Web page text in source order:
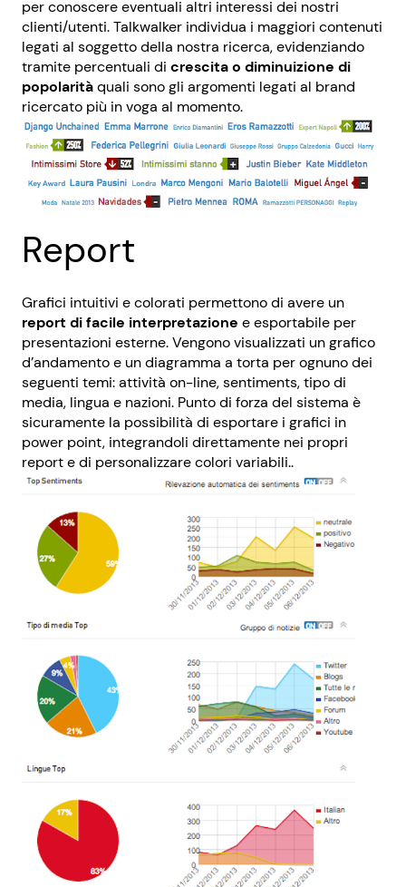
per conoscere eventuali altri interessi dei nostri
clienti/utenti. Talkwalker individua i maggiori contenuti
legati al soggetto della nostra ricerca, evidenziando
tramite percentuali di crescita o diminuizione di
popolaritàquali sono gli argomenti legati al brand
ricercato più in voga al momento.
Report
Grafici intuitivi e colorati permettono di avere un
report di facile interpretazione e esportabile per
presentazioni esterne. Vengono visualizzati un grafico
d’andamento e un diagramma a torta per ognuno dei
seguenti temi: attività on-line, sentiments, tipo di
media, lingua e nazioni. Punto di forza del sistema è
sicuramente la possibilità di esportare i grafici in
power point, integrandoli direttamente nei propri
report e di personalizzare colori variabili..